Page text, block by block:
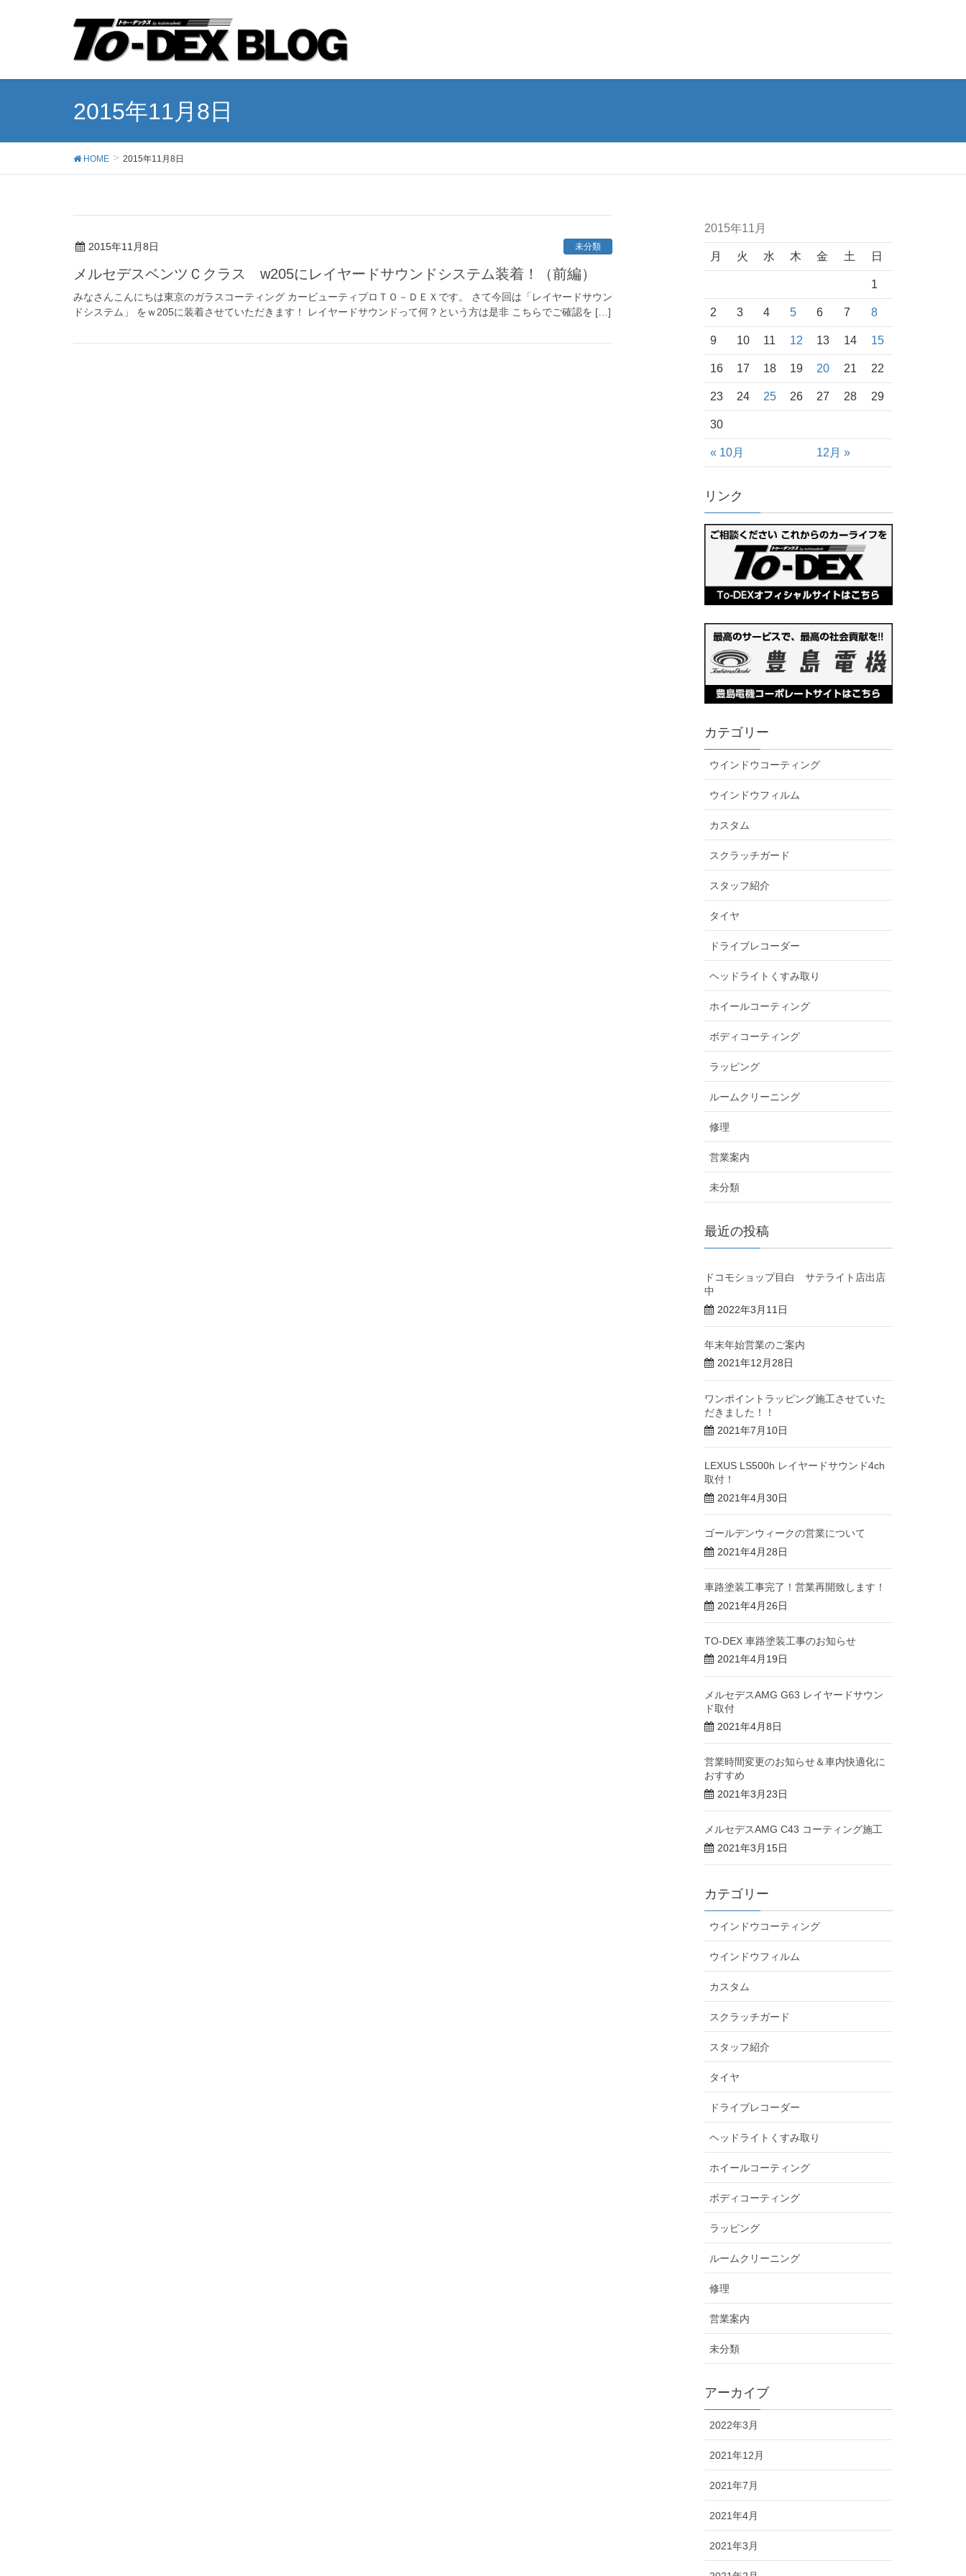
2015年11月8日
HOME 2015年11月8日
2015年11月8日 未分類
メルセデスベンツＣクラス w205にレイヤードサウンドシステム装着！（前編）
みなさんこんにちは東京のガラスコーティング カービューティプロＴＯ－ＤＥＸです。 さて今回は「レイヤードサウン
ドシステム」 をｗ205に装着させていただきます！ レイヤードサウンドって何？という方は是非 こちらでご確認を […]
2015年11月
月 火 水 木 金 土 日
« 10月 12月 »
1
2 3 4 5 6 7 8
9 10 11 12 13 14 15
16 17 18 19 20 21 22
23 24 25 26 27 28 29
30
リンク
カテゴリー
ウインドウコーティング
ウインドウフィルム
カスタム
スクラッチガード
スタッフ紹介
タイヤ
ドライブレコーダー
ヘッドライトくすみ取り
ホイールコーティング
ボディコーティング
ラッピング
ルームクリーニング
修理
営業案内
未分類
最近の投稿
ドコモショップ目白 サテライト店出店
中
2022年3月11日
年末年始営業のご案内
2021年12月28日
ワンポイントラッピング施工させていた
だきました！！
2021年7月10日
LEXUS LS500h レイヤードサウンド4ch
取付！
2021年4月30日
ゴールデンウィークの営業について
2021年4月28日
車路塗装工事完了！営業再開致します！
2021年4月26日
TO-DEX 車路塗装工事のお知らせ
2021年4月19日
メルセデスAMG G63 レイヤードサウン
ド取付
2021年4月8日
営業時間変更のお知らせ＆車内快適化に
おすすめ
2021年3月23日
メルセデスAMG C43 コーティング施工
2021年3月15日
カテゴリー
ウインドウコーティング
ウインドウフィルム
カスタム
スクラッチガード
スタッフ紹介
タイヤ
ドライブレコーダー
ヘッドライトくすみ取り
ホイールコーティング
ボディコーティング
ラッピング
ルームクリーニング
修理
営業案内
未分類
アーカイブ
2022年3月
2021年12月
2021年7月
2021年4月
2021年3月